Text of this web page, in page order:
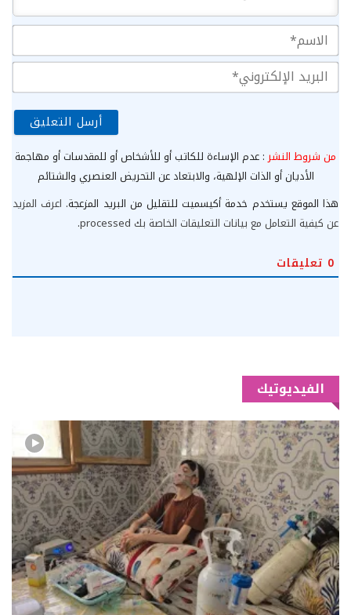
من شروط النشر : عدم الإساءة للكاتب أو للأشخاص أو للمقدسات أو مهاجمة
الأديان أو الذات الإلهية، والابتعاد عن التحريض العنصري والشتائم
هذا الموقع يستخدم خدمة أكيسميت للتقليل من البريد المزعجة. اعرف المزيد
عن كيفية التعامل مع بيانات التعليقات الخاصة بك processed
.
0 تعليقات
الفيديوتيك